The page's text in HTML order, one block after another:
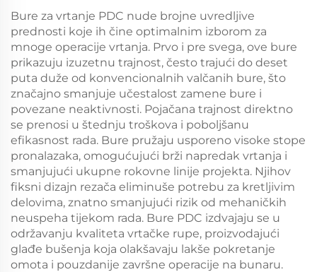
Bure za vrtanje PDC nude brojne uvredljive
prednosti koje ih čine optimalnim izborom za
mnoge operacije vrtanja. Prvo i pre svega, ove bure
prikazuju izuzetnu trajnost, često trajući do deset
puta duže od konvencionalnih valčanih bure, što
značajno smanjuje učestalost zamene bure i
povezane neaktivnosti. Pojačana trajnost direktno
se prenosi u štednju troškova i poboljšanu
efikasnost rada. Bure pružaju usporeno visoke stope
pronalazaka, omogućujući brži napredak vrtanja i
smanjujući ukupne rokovne linije projekta. Njihov
fiksni dizajn rezača eliminuše potrebu za kretljivim
delovima, znatno smanjujući rizik od mehaničkih
neuspeha tijekom rada. Bure PDC izdvajaju se u
održavanju kvaliteta vrtačke rupe, proizvodajući
glađe bušenja koja olakšavaju lakše pokretanje
omota i pouzdanije završne operacije na bunaru.